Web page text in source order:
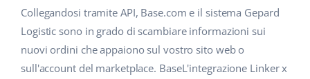
Moda
Altro
Calcolatore dei vantaggi
español (AR)
español (MX)
Collegandosi tramite API, Base.com e il sistema Gepard
Logistic sono in grado di scambiare informazioni sui
nuovi ordini che appaiono sul vostro sito web o
sull'account del marketplace. BaseL'integrazione Linker x